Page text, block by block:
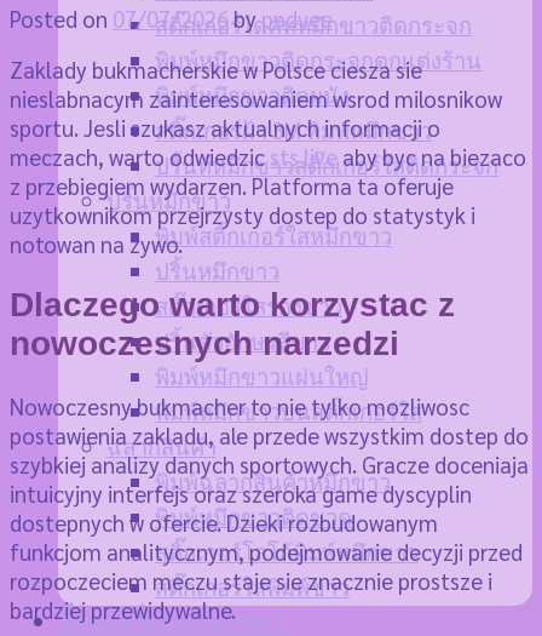
สติ๊กเกอร์ไดคัทหมึกขาวติดกระจก
พิมพ์หมึกขาวติดกระจกตกแต่งร้าน
พิมพ์หมึกขาวติดผนัง
สติ๊กเกอร์ฝ้า 3M พิมพ์หมึกขาว
ปริ้นท์หมึกขาวสติ๊กเกอร์ใสติดกระจก
ปริ้นหมึกขาว
พิมพ์สติ๊กเกอร์ใสหมึกขาว
ปริ้นหมึกขาว
สติ๊กเกอร์ใสรองขาว
ปริ้นตัวอักษรสีขาว
พิมพ์หมึกขาวแผ่นใหญ่
พิมพ์หมึกขาวบนสติ๊กเกอร์ใส
ฉลากสินค้า
พิมพ์ฉลากสินค้าหมึกขาว
พิมพ์หมึกขาวติดขวด
สติ๊กเกอร์โลโก้พิมพ์หมึกขาว
สติ๊กเกอร์ใสพิมพ์ขาว
ขั้นตอนสั่งพิมพ์หมึกขาว
Posted on 07/07/2026bypadvee
Zaklady bukmacherskie w Polsce ciesza sie
nieslabnacym zainteresowaniem wsrod milosnikow
sportu. Jesli szukasz aktualnych informacji o
meczach, warto odwiedzicsts liveaby byc na biezaco
z przebiegiem wydarzen. Platforma ta oferuje
uzytkownikom przejrzysty dostep do statystyk i
notowan na zywo.
Dlaczego warto korzystac z
nowoczesnych narzedzi
Nowoczesny bukmacher to nie tylko mozliwosc
postawienia zakladu, ale przede wszystkim dostep do
szybkiej analizy danych sportowych. Gracze doceniaja
intuicyjny interfejs oraz szeroka game dyscyplin
dostepnych w ofercie. Dzieki rozbudowanym
funkcjom analitycznym, podejmowanie decyzji przed
rozpoczeciem meczu staje sie znacznie prostsze i
bardziej przewidywalne.